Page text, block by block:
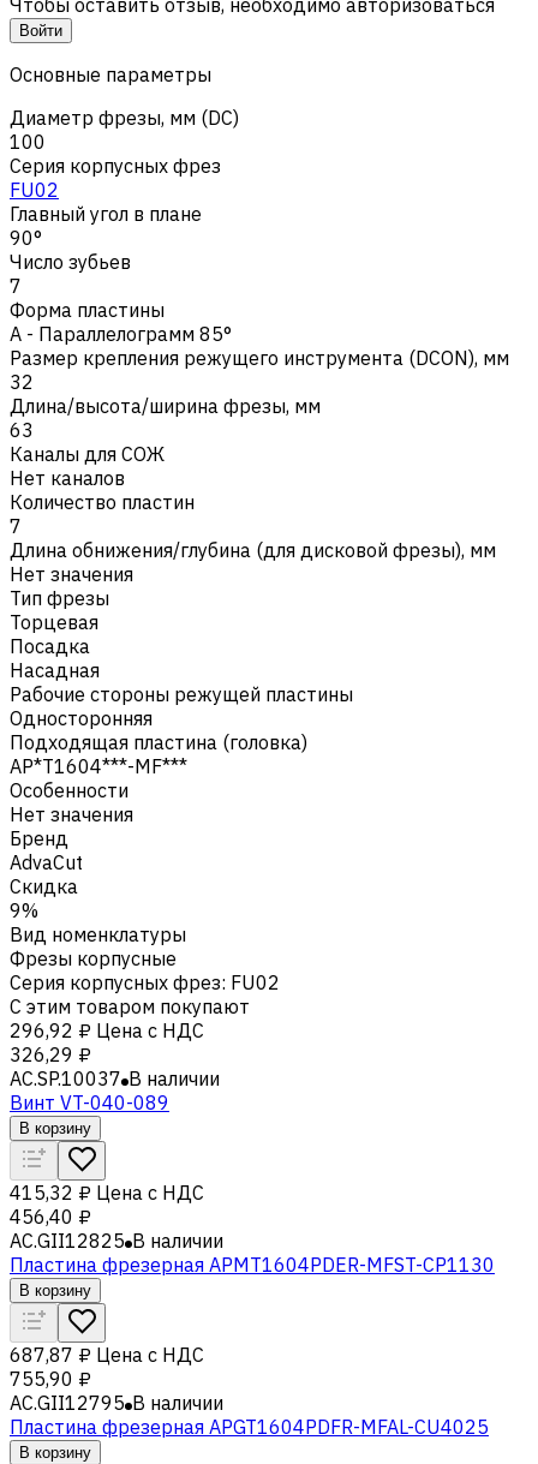
Войти
Основные параметры
Диаметр фрезы, мм (DC)
100
Серия корпусных фрез
FU02
Главный угол в плане
90°
Число зубьев
7
Форма пластины
A - Параллелограмм 85°
Размер крепления режущего инструмента (DCON), мм
32
Длина/высота/ширина фрезы, мм
63
Каналы для СОЖ
Нет каналов
Количество пластин
7
Длина обнижения/глубина (для дисковой фрезы), мм
Нет значения
Тип фрезы
Торцевая
Посадка
Насадная
Рабочие стороны режущей пластины
Односторонняя
Подходящая пластина (головка)
AP*T1604***-MF***
Особенности
Нет значения
Бренд
AdvaCut
Скидка
9%
Вид номенклатуры
Фрезы корпусные
Серия корпусных фрез: FU02
С этим товаром покупают
296,92 ₽ Цена с НДС
326,29 ₽
AC.SP.10037 В наличии
Винт VT-040-089
В корзину
415,32 ₽ Цена с НДС
456,40 ₽
AC.GII12825 В наличии
Пластина фрезерная APMT1604PDER-MFST-CP1130
В корзину
687,87 ₽ Цена с НДС
755,90 ₽
AC.GII12795 В наличии
Пластина фрезерная APGT1604PDFR-MFAL-CU4025
В корзину